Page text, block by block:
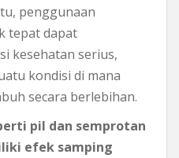
penggunaan
tepat dapat
kesehatan serius,
kondisi di mana
secara berlebihan.
pil dan semprotan
efek samping